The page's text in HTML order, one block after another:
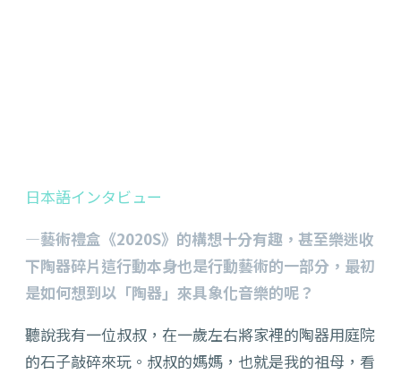
日本語インタビュー
―藝術禮盒《2020S》的構想十分有趣，甚至樂迷收
下陶器碎片這行動本身也是行動藝術的一部分，最初
是如何想到以「陶器」來具象化音樂的呢？
聽說我有一位叔叔，在一歲左右將家裡的陶器用庭院
的石子敲碎來玩。叔叔的媽媽，也就是我的祖母，看